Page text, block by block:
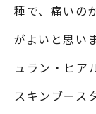
種で、痛いの
がよいと思い
ュラン・ヒア
スキンブース